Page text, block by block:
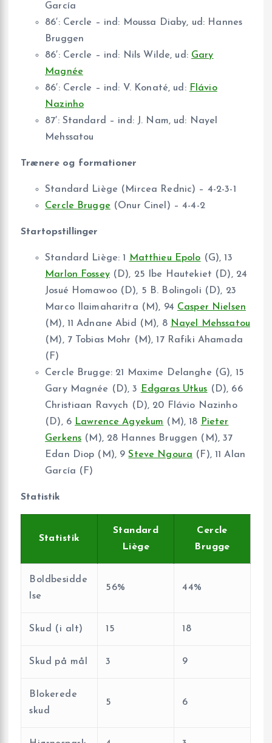
García
86′: Cercle – ind: Moussa Diaby, ud: Hannes
Bruggen
86′: Cercle – ind: Nils Wilde, ud: Gary
Magnée
86′: Cercle – ind: V. Konaté, ud: Flávio
Nazinho
87′: Standard – ind: J. Nam, ud: Nayel
Mehssatou
Trænere og formationer
Standard Liège (Mircea Rednic) – 4-2-3-1
Cercle Brugge (Onur Cinel) – 4-4-2
Startopstillinger
Standard Liège: 1 Matthieu Epolo (G), 13
Marlon Fossey(D), 25 Ibe Hautekiet (D), 24
Josué Homawoo (D), 5 B. Bolingoli (D), 23
Marco Ilaimaharitra (M), 94 Casper Nielsen
(M), 11 Adnane Abid (M), 8 Nayel Mehssatou
(M), 7 Tobias Mohr (M), 17 Rafiki Ahamada
(F)
Cercle Brugge: 21 Maxime Delanghe (G), 15
Gary Magnée (D), 3 Edgaras Utkus (D), 66
Christiaan Ravych (D), 20 Flávio Nazinho
(D), 6 Lawrence Agyekum (M), 18 Pieter
Gerkens (M), 28 Hannes Bruggen (M), 37
Edan Diop (M), 9Steve Ngoura (F), 11 Alan
García (F)
Statistik
Statistik
Standard
Liège
Cercle
Brugge
Boldbesidde
lse
56% 44%
Skud (i alt) 15 18
Skud på mål 3 9
Blokerede
skud
5 6